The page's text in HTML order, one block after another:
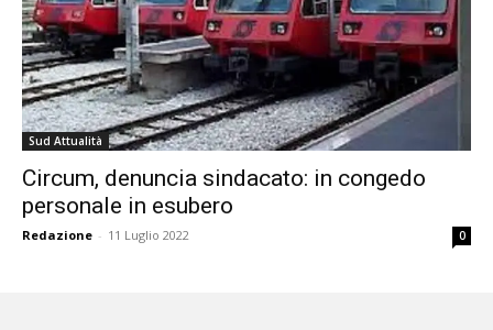
Sud Attualità
Circum, denuncia sindacato: in congedo
personale in esubero
Redazione - 11 Luglio 2022 0